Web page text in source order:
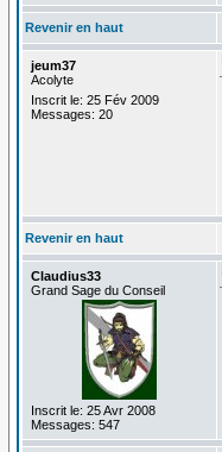
Revenir en haut
jeum37
Acolyte
Inscrit le: 25 Fév 2009
Messages: 20
Revenir en haut
Claudius33
Grand Sage du Conseil
Inscrit le: 25 Avr 2008
Messages: 547